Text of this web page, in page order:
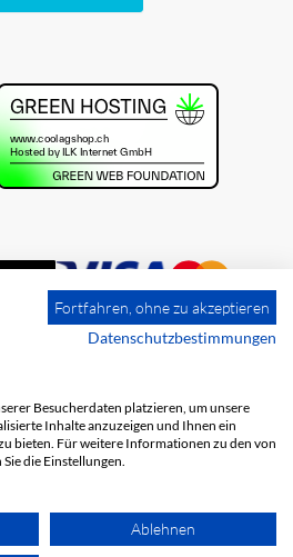
Versandkosten
Fortfahren, ohne zu akzeptieren
Datenschutzbestimmungen
Besucherdaten platzieren, um unsere
Inhalte anzuzeigen und Ihnen ein
bieten. Für weitere Informationen zu den von
die Einstellungen.
Ablehnen